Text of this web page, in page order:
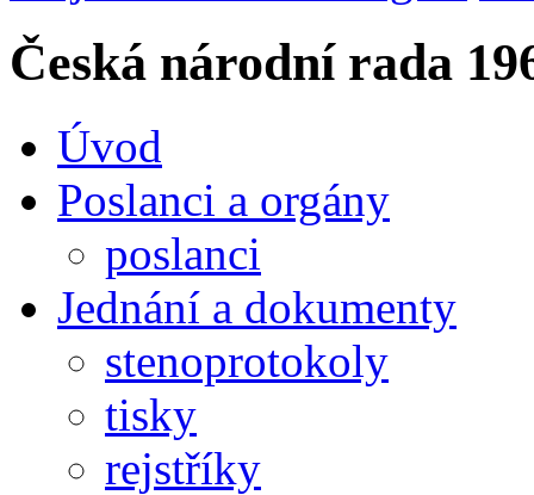
Česká národní rada
Úvod
Poslanci a orgány
poslanci
Jednání a dokumenty
stenoprotokoly
tisky
rejstříky